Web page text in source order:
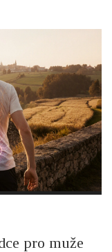
pro muže